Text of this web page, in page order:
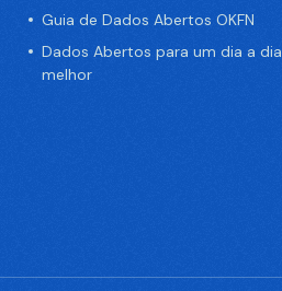
Guia de Dados Abertos OKFN
Dados Abertos para um dia a dia
melhor